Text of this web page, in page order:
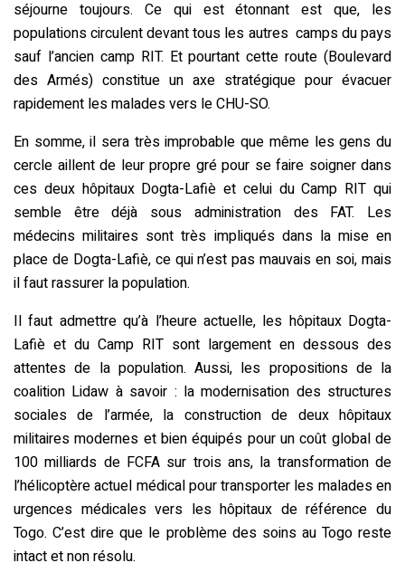
séjourne toujours. Ce qui est étonnant est que, les
populations circulent devant tous les autres camps du pays
sauf l’ancien camp RIT. Et pourtant cette route (Boulevard
des Armés) constitue un axe stratégique pour évacuer
rapidement les malades vers le CHU-SO.
En somme, il sera très improbable que même les gens du
cercle aillent de leur propre gré pour se faire soigner dans
ces deux hôpitaux Dogta-Lafiè et celui du Camp RIT qui
semble être déjà sous administration des FAT. Les
médecins militaires sont très impliqués dans la mise en
place de Dogta-Lafiè, ce qui n’est pas mauvais en soi, mais
il faut rassurer la population.
Il faut admettre qu’à l’heure actuelle, les hôpitaux Dogta-
Lafiè et du Camp RIT sont largement en dessous des
attentes de la population. Aussi, les propositions de la
coalition Lidaw à savoir : la modernisation des structures
sociales de l’armée, la construction de deux hôpitaux
militaires modernes et bien équipés pour un coût global de
100 milliards de FCFA sur trois ans, la transformation de
l’hélicoptère actuel médical pour transporter les malades en
urgences médicales vers les hôpitaux de référence du
Togo. C’est dire que le problème des soins au Togo reste
intact et non résolu.